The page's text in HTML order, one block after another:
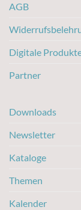
AGB
Digitale
Partner
Downloads
Newsletter
Kataloge
Themen
Kalender